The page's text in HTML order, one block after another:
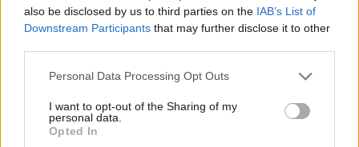
also be disclosed by us to third parties on the IAB’s List of
Downstream Participants that may further disclose it to other
Personal Data Processing Opt Outs
I want to opt-out of the Sharing of my
personal data.
Opted In
TG SOCIAL
IFA 2026